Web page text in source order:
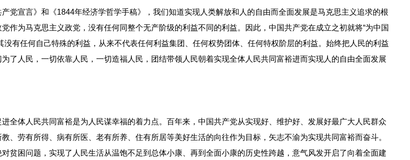
党宣言》和《1844年经济学哲学手稿》，我们知道实现人类解放和人的自由而全面发展是马克思主义追求的根
作为马克思主义政党，没有任何同整个无产阶级的利益不同的利益。因此，中国共产党在成立之初就将“为中国
有任何自己特殊的利益，从来不代表任何利益集团、任何权势团体、任何特权阶层的利益。始终把人民的利益
了人民，一切依靠人民，一切造福人民，团结带领人民朝着实现全体人民共同富裕进而实现人的自由全面发展
全体人民共同富裕是为人民谋幸福的着力点。百年来，中国共产党从实现好、维护好、发展好最广大人民群众
、劳有所得、病有所医、老有所养、住有所居等美好生活的向往作为目标，矢志不渝为实现共同富裕而奋斗。
贫困问题，实现了人民生活从温饱不足到总体小康、再到全面小康的历史性跨越，意气风发开启了向着全面建